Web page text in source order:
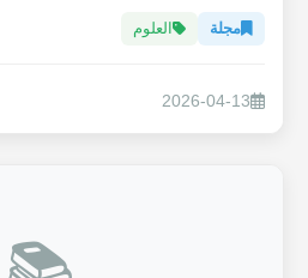
مجلة العلوم
2026-04-13